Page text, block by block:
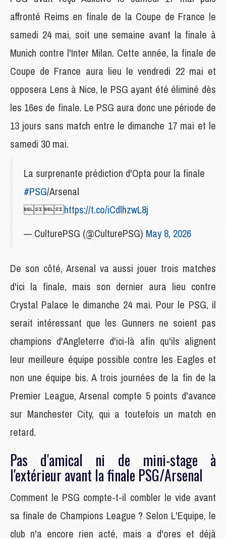
affronté Reims en finale de la Coupe de France le
samedi 24 mai, soit une semaine avant la finale à
Munich contre l'Inter Milan. Cette année, la finale de
Coupe de France aura lieu le vendredi 22 mai et
opposera Lens à Nice, le PSG ayant été éliminé dès
les 16es de finale. Le PSG aura donc une période de
13 jours sans match entre le dimanche 17 mai et le
samedi 30 mai.
La surprenante prédiction d'Opta pour la finale
#PSG/Arsenal
https://t.co/iCdlhzwL8j
— CulturePSG (@CulturePSG) May 8, 2026
De son côté, Arsenal va aussi jouer trois matches
d'ici la finale, mais son dernier aura lieu contre
Crystal Palace le dimanche 24 mai. Pour le PSG, il
serait intéressant que les Gunners ne soient pas
champions d'Angleterre d'ici-là afin qu'ils alignent
leur meilleure équipe possible contre les Eagles et
non une équipe bis. A trois journées de la fin de la
Premier League, Arsenal compte 5 points d'avance
sur Manchester City, qui a toutefois un match en
retard.
Pas d'amical ni de mini-stage à
l'extérieur avant la finale PSG/Arsenal
Comment le PSG compte-t-il combler le vide avant
sa finale de Champions League ? Selon L'Equipe, le
club n'a encore rien acté, mais a d'ores et déjà